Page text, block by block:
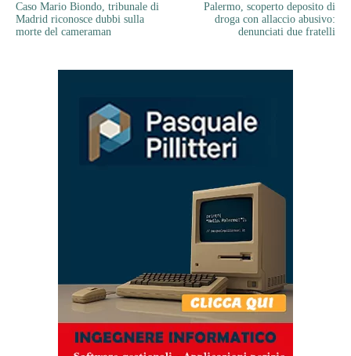
Caso Mario Biondo, tribunale di
Madrid riconosce dubbi sulla
morte del cameraman
Palermo, scoperto deposito di
droga con allaccio abusivo:
denunciati due fratelli